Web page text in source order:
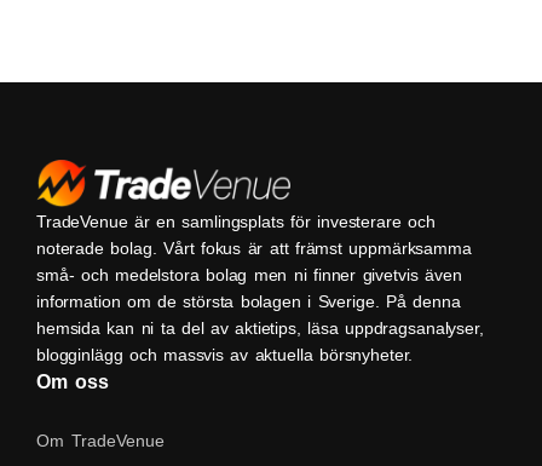
TradeVenue är en samlingsplats för investerare och
noterade bolag. Vårt fokus är att främst uppmärksamma
små- och medelstora bolag men ni finner givetvis även
information om de största bolagen i Sverige. På denna
hemsida kan ni ta del av aktietips, läsa uppdragsanalyser,
blogginlägg och massvis av aktuella börsnyheter.
Om oss
Om TradeVenue